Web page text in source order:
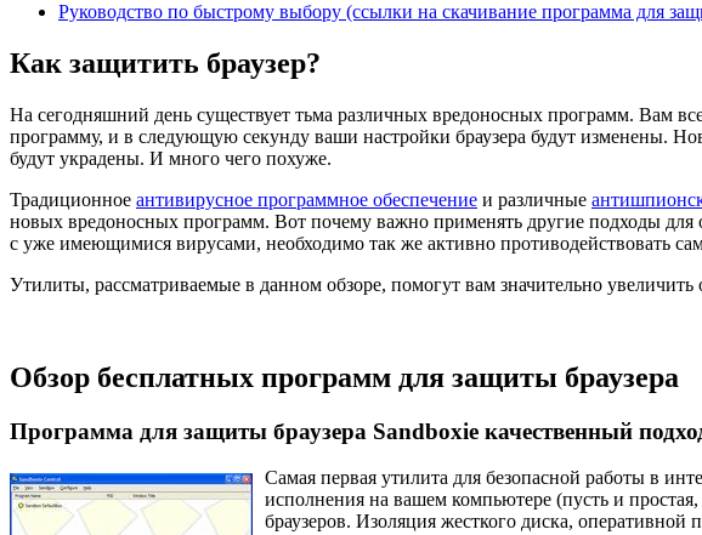
Руководство по быстрому выбору (ссылки на скачивание программа для
Как защитить браузер?
На сегодняшний день существует тьма различных вредоносных программ. Вам
программу, и в следующую секунду ваши настройки браузера будут изменены.
будут украдены. И много чего похуже.
Традиционное антивирусное программное обеспечение и различные
новых вредоносных программ. Вот почему важно применять другие подходы для
с уже имеющимися вирусами, необходимо так же активно противодействовать
Утилиты, рассматриваемые в данном обзоре, помогут вам значительно
Обзор бесплатных программ для защиты браузера
Программа для защиты браузера Sandboxie качественный
Самая первая утилита для безопасной работы в
исполнения на вашем компьютере (пусть и
браузеров. Изоляция жесткого диска,